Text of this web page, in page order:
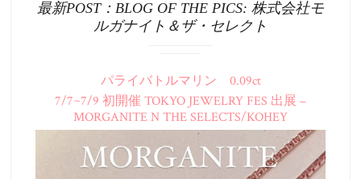
最新POST：BLOG OF THE PICS: 株式会社モ
ルガナイト＆ザ・セレクト
パライバトルマリン 0.09ct
7/7~7/9 初開催 TOKYO JEWELRY FES 出展 –
MORGANITE N THE SELECTS/KOHEY